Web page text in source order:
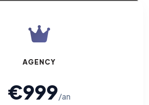
AGENCY
€999/an